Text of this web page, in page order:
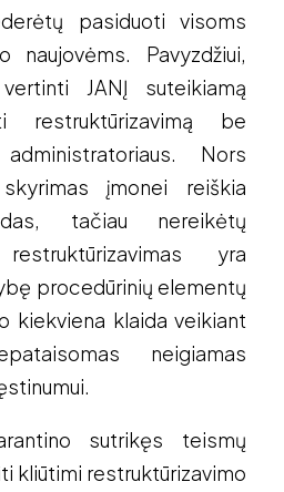
pasiduoti visoms
naujovėms. Pavyzdžiui,
JANĮ suteikiamą
restruktūrizavimą be
Nors
įmonei reiškia
tačiau nereikėtų
yra
procedūrinių elementų
kiekviena klaida veikiant
neigiamas
sutrikęs teismų
kliūtimi restruktūrizavimo